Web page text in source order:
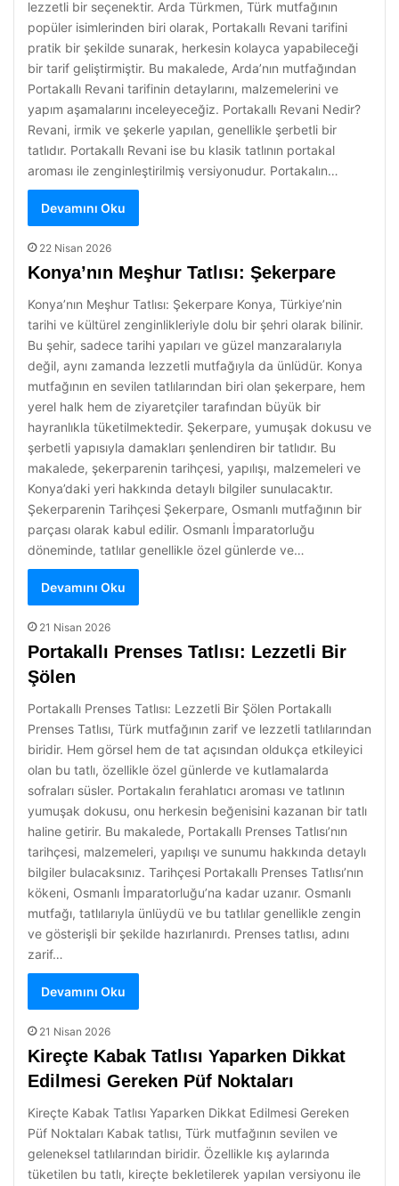
lezzetli bir seçenektir. Arda Türkmen, Türk mutfağının
popüler isimlerinden biri olarak, Portakallı Revani tarifini
pratik bir şekilde sunarak, herkesin kolayca yapabileceği
bir tarif geliştirmiştir. Bu makalede, Arda’nın mutfağından
Portakallı Revani tarifinin detaylarını, malzemelerini ve
yapım aşamalarını inceleyeceğiz. Portakallı Revani Nedir?
Revani, irmik ve şekerle yapılan, genellikle şerbetli bir
tatlıdır. Portakallı Revani ise bu klasik tatlının portakal
aroması ile zenginleştirilmiş versiyonudur. Portakalın…
Devamını Oku
22 Nisan 2026
Konya’nın Meşhur Tatlısı: Şekerpare
Konya’nın Meşhur Tatlısı: Şekerpare Konya, Türkiye’nin
tarihi ve kültürel zenginlikleriyle dolu bir şehri olarak bilinir.
Bu şehir, sadece tarihi yapıları ve güzel manzaralarıyla
değil, aynı zamanda lezzetli mutfağıyla da ünlüdür. Konya
mutfağının en sevilen tatlılarından biri olan şekerpare, hem
yerel halk hem de ziyaretçiler tarafından büyük bir
hayranlıkla tüketilmektedir. Şekerpare, yumuşak dokusu ve
şerbetli yapısıyla damakları şenlendiren bir tatlıdır. Bu
makalede, şekerparenin tarihçesi, yapılışı, malzemeleri ve
Konya’daki yeri hakkında detaylı bilgiler sunulacaktır.
Şekerparenin Tarihçesi Şekerpare, Osmanlı mutfağının bir
parçası olarak kabul edilir. Osmanlı İmparatorluğu
döneminde, tatlılar genellikle özel günlerde ve…
Devamını Oku
21 Nisan 2026
Portakallı Prenses Tatlısı: Lezzetli Bir
Şölen
Portakallı Prenses Tatlısı: Lezzetli Bir Şölen Portakallı
Prenses Tatlısı, Türk mutfağının zarif ve lezzetli tatlılarından
biridir. Hem görsel hem de tat açısından oldukça etkileyici
olan bu tatlı, özellikle özel günlerde ve kutlamalarda
sofraları süsler. Portakalın ferahlatıcı aroması ve tatlının
yumuşak dokusu, onu herkesin beğenisini kazanan bir tatlı
haline getirir. Bu makalede, Portakallı Prenses Tatlısı’nın
tarihçesi, malzemeleri, yapılışı ve sunumu hakkında detaylı
bilgiler bulacaksınız. Tarihçesi Portakallı Prenses Tatlısı’nın
kökeni, Osmanlı İmparatorluğu’na kadar uzanır. Osmanlı
mutfağı, tatlılarıyla ünlüydü ve bu tatlılar genellikle zengin
ve gösterişli bir şekilde hazırlanırdı. Prenses tatlısı, adını
zarif…
Devamını Oku
21 Nisan 2026
Kireçte Kabak Tatlısı Yaparken Dikkat
Edilmesi Gereken Püf Noktaları
Kireçte Kabak Tatlısı Yaparken Dikkat Edilmesi Gereken
Püf Noktaları Kabak tatlısı, Türk mutfağının sevilen ve
geleneksel tatlılarından biridir. Özellikle kış aylarında
tüketilen bu tatlı, kireçte bekletilerek yapılan versiyonu ile